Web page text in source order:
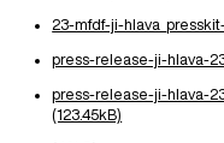
23-mfdf-ji-
press-release-ji-hlava-
press-release-ji-hlava-
(123.45kB)